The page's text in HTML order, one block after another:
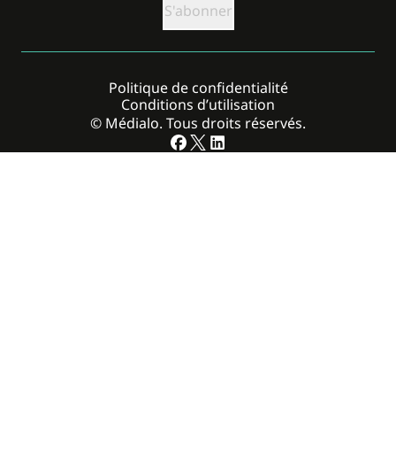
© Médialo. Tous droits réservés.
Politique de confidentialité
Conditions d’utilisation